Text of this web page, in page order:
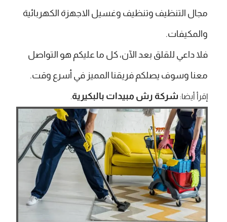
مجال التنظيف وتنظيف وغسيل الاجهزة الكهربائية
والمكيفات.
فلا داعي للقلق بعد الآن، كل ما عليكم هو التواصل
معنا وسوف يصلكم فريقنا المميز في أسرع وقت.
إقرأ أيضا: شركة رش مبيدات بالبكيرية.